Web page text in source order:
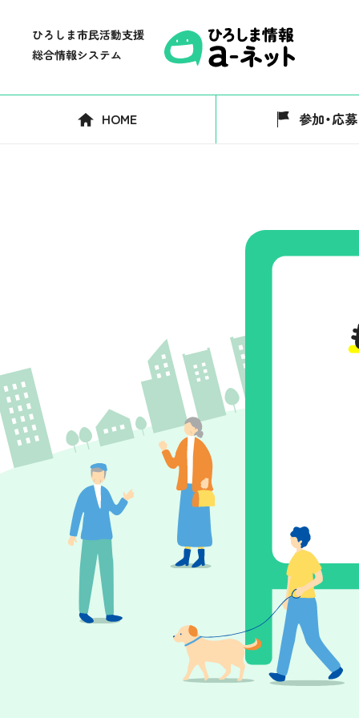
HOME 参加・応募